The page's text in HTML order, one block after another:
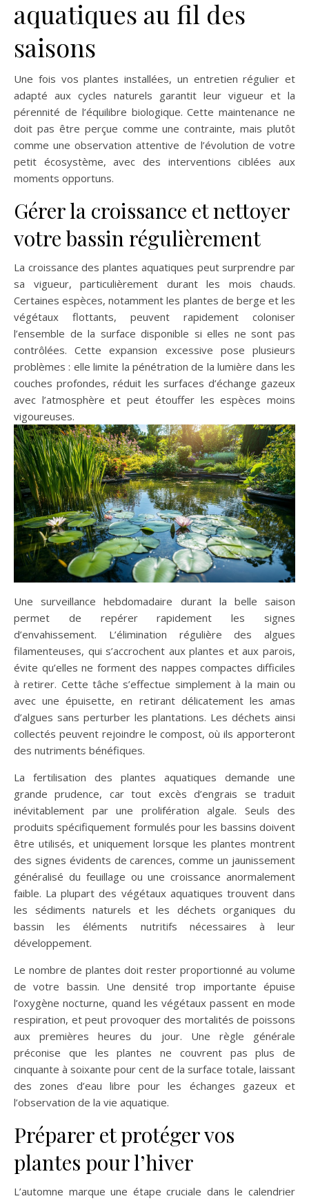
aquatiques au fil des
saisons
Une fois vos plantes installées, un entretien régulier et
adapté aux cycles naturels garantit leur vigueur et la
pérennité de l’équilibre biologique. Cette maintenance ne
doit pas être perçue comme une contrainte, mais plutôt
comme une observation attentive de l’évolution de votre
petit écosystème, avec des interventions ciblées aux
moments opportuns.
Gérer la croissance et nettoyer
votre bassin régulièrement
La croissance des plantes aquatiques peut surprendre par
sa vigueur, particulièrement durant les mois chauds.
Certaines espèces, notamment les plantes de berge et les
végétaux flottants, peuvent rapidement coloniser
l’ensemble de la surface disponible si elles ne sont pas
contrôlées. Cette expansion excessive pose plusieurs
problèmes : elle limite la pénétration de la lumière dans les
couches profondes, réduit les surfaces d’échange gazeux
avec l’atmosphère et peut étouffer les espèces moins
vigoureuses.
Une surveillance hebdomadaire durant la belle saison
permet de repérer rapidement les signes
d’envahissement. L’élimination régulière des algues
filamenteuses, qui s’accrochent aux plantes et aux parois,
évite qu’elles ne forment des nappes compactes difficiles
à retirer. Cette tâche s’effectue simplement à la main ou
avec une épuisette, en retirant délicatement les amas
d’algues sans perturber les plantations. Les déchets ainsi
collectés peuvent rejoindre le compost, où ils apporteront
des nutriments bénéfiques.
La fertilisation des plantes aquatiques demande une
grande prudence, car tout excès d’engrais se traduit
inévitablement par une prolifération algale. Seuls des
produits spécifiquement formulés pour les bassins doivent
être utilisés, et uniquement lorsque les plantes montrent
des signes évidents de carences, comme un jaunissement
généralisé du feuillage ou une croissance anormalement
faible. La plupart des végétaux aquatiques trouvent dans
les sédiments naturels et les déchets organiques du
bassin les éléments nutritifs nécessaires à leur
développement.
Le nombre de plantes doit rester proportionné au volume
de votre bassin. Une densité trop importante épuise
l’oxygène nocturne, quand les végétaux passent en mode
respiration, et peut provoquer des mortalités de poissons
aux premières heures du jour. Une règle générale
préconise que les plantes ne couvrent pas plus de
cinquante à soixante pour cent de la surface totale, laissant
des zones d’eau libre pour les échanges gazeux et
l’observation de la vie aquatique.
Préparer et protéger vos
plantes pour l’hiver
L’automne marque une étape cruciale dans le calendrier